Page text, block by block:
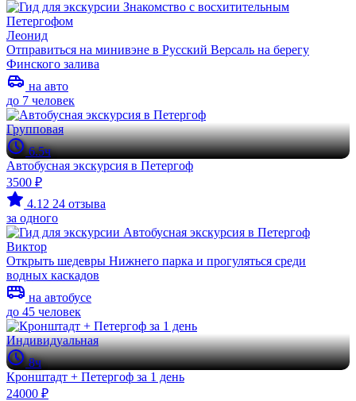
Леонид
Отправиться на минивэне в Русский Версаль на берегу
Финского залива
на авто
до 7 человек
Групповая
6.5ч
Автобусная экскурсия в Петергоф
3500 ₽
4.12 24 отзыва
за одного
Виктор
Открыть шедевры Нижнего парка и прогуляться среди
водных каскадов
на автобусе
до 45 человек
Индивидуальная
8ч
Кронштадт + Петергоф за 1 день
24000 ₽